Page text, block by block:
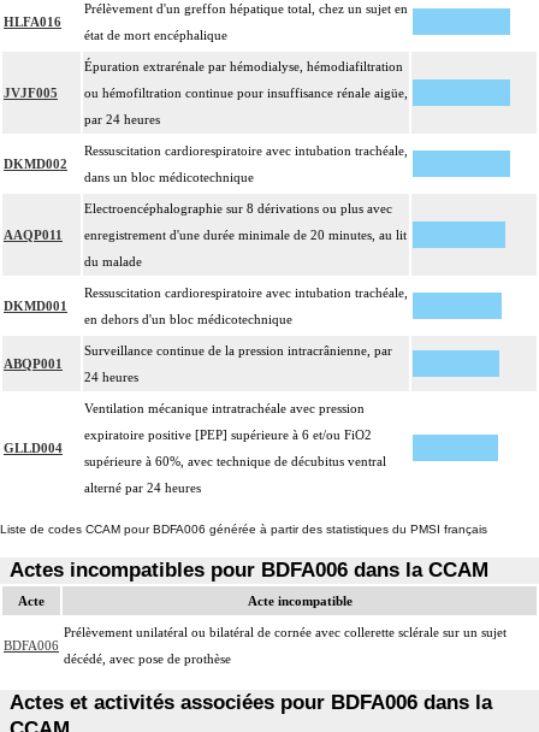
HLFA016
Prélèvement d'un greffon hépatique total, chez un sujet en
état de mort encéphalique
JVJF005
Épuration extrarénale par hémodialyse, hémodiafiltration
ou hémofiltration continue pour insuffisance rénale aigüe,
par 24 heures
DKMD002
Ressuscitation cardiorespiratoire avec intubation trachéale,
dans un bloc médicotechnique
AAQP011
Electroencéphalographie sur 8 dérivations ou plus avec
enregistrement d'une durée minimale de 20 minutes, au lit
du malade
DKMD001
Ressuscitation cardiorespiratoire avec intubation trachéale,
en dehors d'un bloc médicotechnique
ABQP001
Surveillance continue de la pression intracrânienne, par
24 heures
GLLD004
Ventilation mécanique intratrachéale avec pression
expiratoire positive [PEP] supérieure à 6 et/ou FiO2
supérieure à 60%, avec technique de décubitus ventral
alterné par 24 heures
Liste de codes CCAM pour BDFA006 générée à partir des statistiques du PMSI français
Actes incompatibles pour BDFA006 dans la CCAM
Acte Acte incompatible
BDFA006
Prélèvement unilatéral ou bilatéral de cornée avec collerette sclérale sur un sujet
décédé, avec pose de prothèse
Actes et activités associées pour BDFA006 dans la